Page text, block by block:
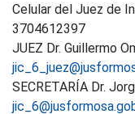
Celular del Juez de
3704612397
JUEZ Dr. Guillermo
SECRETARÍA Dr.